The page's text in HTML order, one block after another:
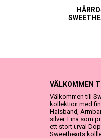
VÄLKOMMEN
Välkommen till
kollektion med
Halsband,
silver. Fina som
ett stort urval
Sweethearts